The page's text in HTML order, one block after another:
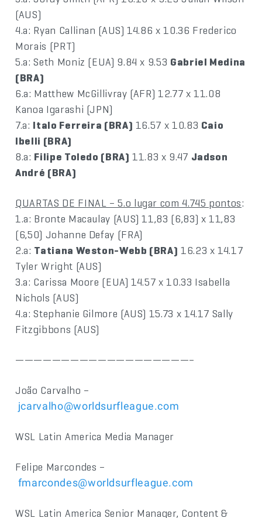
(AUS)
4.a: Ryan Callinan (AUS) 14.86 x 10.36 Frederico
Morais (PRT)
5.a: Seth Moniz (EUA) 9.84 x 9.53 Gabriel Medina
(BRA)
6.a: Matthew McGillivray (AFR) 12.77 x 11.08
Kanoa Igarashi (JPN)
7.a: Italo Ferreira (BRA) 16.57 x 10.83 Caio
Ibelli (BRA)
8.a: Filipe Toledo (BRA) 11.83 x 9.47 Jadson
André (BRA)
QUARTAS DE FINAL – 5.o lugar com 4.745 pontos:
1.a: Bronte Macaulay (AUS) 11,83 (6,83) x 11,83
(6,50) Johanne Defay (FRA)
2.a: Tatiana Weston-Webb (BRA) 16.23 x 14.17
Tyler Wright (AUS)
3.a: Carissa Moore (EUA) 14.57 x 10.33 Isabella
Nichols (AUS)
4.a: Stephanie Gilmore (AUS) 15.73 x 14.17 Sally
Fitzgibbons (AUS)
———————————————————–
João Carvalho –
jcarvalho@worldsurfleague.com
WSL Latin America Media Manager
Felipe Marcondes –
fmarcondes@worldsurfleague.com
WSL Latin America Senior Manager, Content &